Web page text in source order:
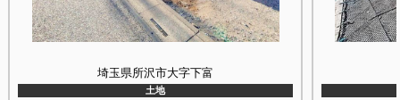
埼玉県所沢市大字下富
土地